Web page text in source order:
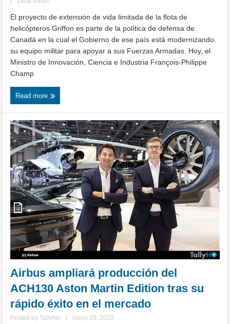
El proyecto de extensión de vida limitada de la flota de
helicópteros Griffon es parte de la política de defensa de
Canadá en la cual el Gobierno de ese país está modernizando
su equipo militar para apoyar a sus Fuerzas Armadas. Hoy, el
Ministro de Innovación, Ciencia e Industria François-Philippe
Champ
Read more
Airbus ampliará producción del
ACH130 Aston Martin Edition tras su
rápido éxito en el mercado
Posted byTallyHo
mayo 25, 2022